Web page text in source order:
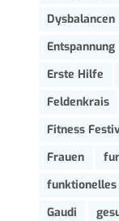
Dysbalancen
Entspannung
Erste Hilfe
Feldenkrais
Fitness
Frauen
funktionelles
Gaudi